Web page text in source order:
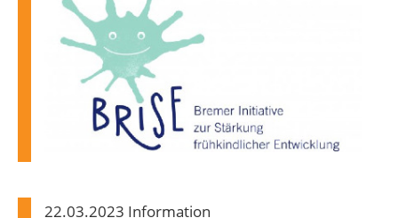
22.03.2023 Information